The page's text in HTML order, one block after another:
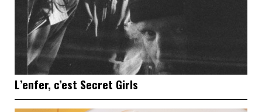
L’enfer, c’est Secret Girls